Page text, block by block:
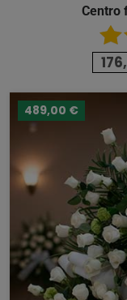
Centro
489,00 €